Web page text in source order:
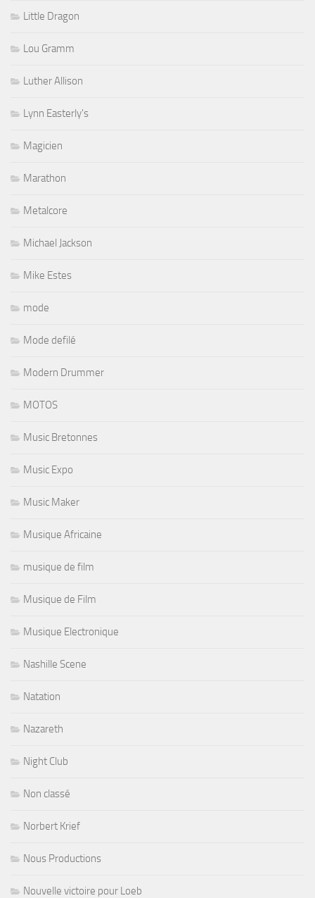
Little Dragon
Lou Gramm
Luther Allison
Lynn Easterly's
Magicien
Marathon
Metalcore
Michael Jackson
Mike Estes
mode
Mode defilé
Modern Drummer
MOTOS
Music Bretonnes
Music Expo
Music Maker
Musique Africaine
musique de film
Musique de Film
Musique Electronique
Nashille Scene
Natation
Nazareth
Night Club
Non classé
Norbert Krief
Nous Productions
Nouvelle victoire pour Loeb